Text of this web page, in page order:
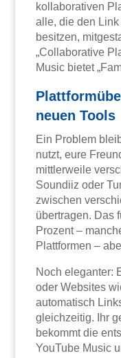
kollaborativen
alle, die den
besitzen,
„Collaborative
Music bietet
neuen Tools
Ein Problem
nutzt, eure
mittlerweile
Soundiiz oder
zwischen
übertragen. Das
Prozent –
Plattformen –
Noch eleganter:
oder Websites
automatisch
gleichzeitig. Ihr
bekommt die
YouTube Music